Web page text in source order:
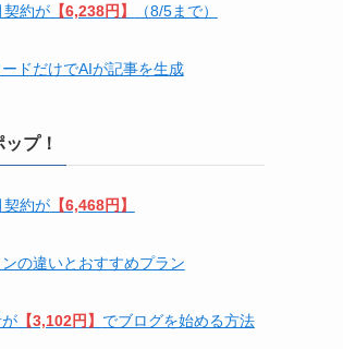
契約が【6,238円】 （8/5まで）
ドだけでAIが記事を生成
プ！
契約が【6,468円】
の違いとおすすめプラン
【3,102円】 でブログを始める方法